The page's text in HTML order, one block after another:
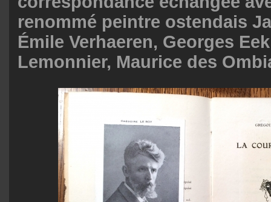
renommé peintre ostendais
Émile Verhaeren, Georges
Lemonnier, Maurice des